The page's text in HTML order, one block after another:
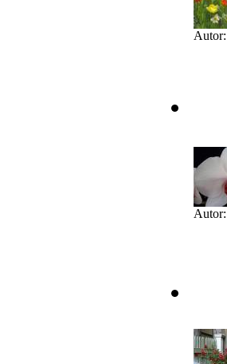
Autor:
Autor: